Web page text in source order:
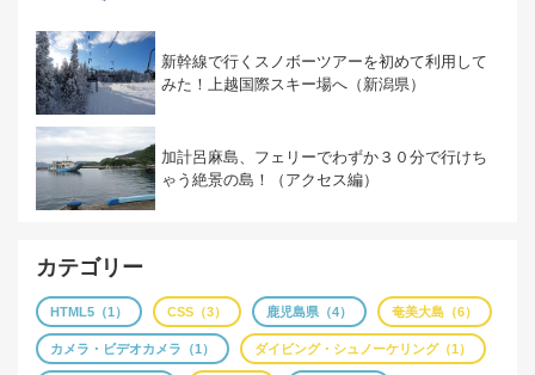
新幹線で行くスノボーツアーを初めて利用して
みた！上越国際スキー場へ（新潟県）
加計呂麻島、フェリーでわずか３０分で行けち
ゃう絶景の島！（アクセス編）
カテゴリー
HTML5（1） CSS（3） 鹿児島県（4） 奄美大島（6）
カメラ・ビデオカメラ（1） ダイビング・シュノーケリング（1）